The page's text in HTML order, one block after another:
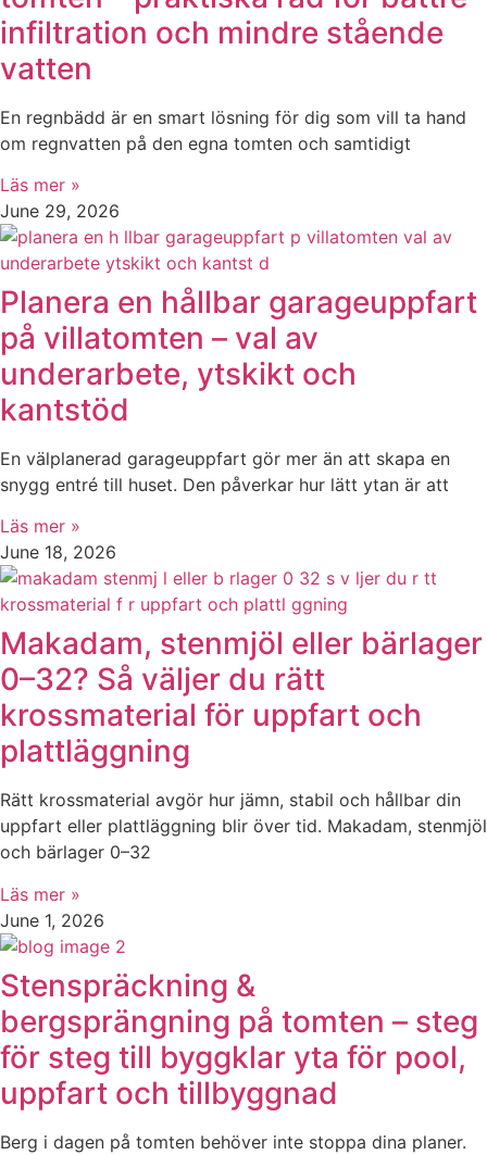
infiltration och mindre stående
vatten
En regnbädd är en smart lösning för dig som vill ta hand
om regnvatten på den egna tomten och samtidigt
Läs mer »
June 29, 2026
Planera en hållbar garageuppfart
på villatomten – val av
underarbete, ytskikt och
kantstöd
En välplanerad garageuppfart gör mer än att skapa en
snygg entré till huset. Den påverkar hur lätt ytan är att
Läs mer »
June 18, 2026
Makadam, stenmjöl eller bärlager
0–32? Så väljer du rätt
krossmaterial för uppfart och
plattläggning
Rätt krossmaterial avgör hur jämn, stabil och hållbar din
uppfart eller plattläggning blir över tid. Makadam, stenmjöl
och bärlager 0–32
Läs mer »
June 1, 2026
Stenspräckning &
bergsprängning på tomten – steg
för steg till byggklar yta för pool,
uppfart och tillbyggnad
Berg i dagen på tomten behöver inte stoppa dina planer.